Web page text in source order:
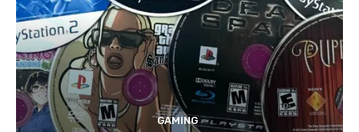
GAMING